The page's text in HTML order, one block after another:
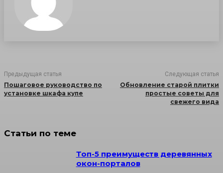
Предыдущая статья
Пошаговое руководство по
установке шкафа купе
Следующая статья
Обновление старой плитки
простые советы для
свежего вида
Статьи по теме
Топ-5 преимуществ деревянных
окон-порталов